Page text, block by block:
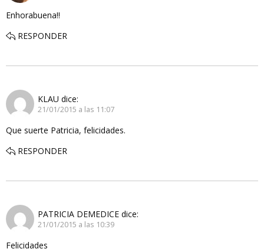
Enhorabuena!!
RESPONDER
KLAU dice:
21/01/2015 a las 11:07
Que suerte Patricia, felicidades.
RESPONDER
PATRICIA DEMEDICE dice:
21/01/2015 a las 10:39
Felicidades